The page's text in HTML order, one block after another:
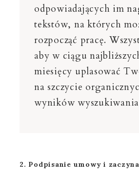
odpowiadających im
tekstów, na których
rozpocząć pracę.
aby w ciągu
miesięcy uplasować
na szczycie
wyników
2. Podpisanie umowy i